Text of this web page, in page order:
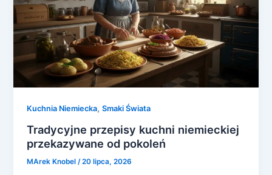
Kuchnia Niemiecka,Smaki Świata
Tradycyjne przepisy kuchni niemieckiej
przekazywane od pokoleń
MArek Knobel/20 lipca, 2026